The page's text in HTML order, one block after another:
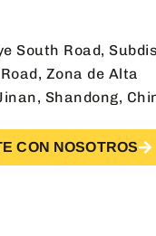
South Road,
Zona de Alta
Shandong,
CON NOSOTROS